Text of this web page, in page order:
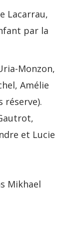
Lacarrau,
par la
Monzon,
Amélie
réserve).
et Lucie
Mikhael